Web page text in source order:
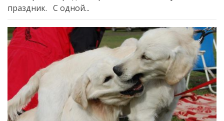
праздник. С одной...